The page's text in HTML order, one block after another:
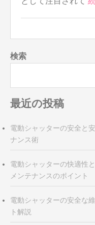
検索
最近の投稿
電動シャッターの安全と
ナンス術
電動シャッターの快適性
メンテナンスのポイント
電動シャッターの安全な
ト解説